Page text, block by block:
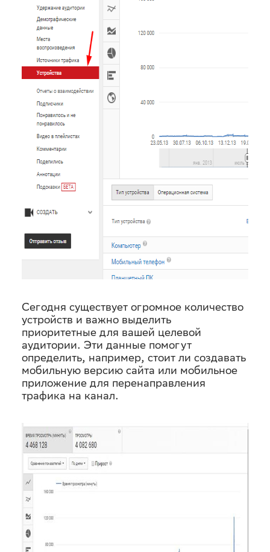
Сегодня существует огромное количество
устройств и важно выделить
приоритетные для вашей целевой
аудитории. Эти данные помогут
определить, например, стоит ли создавать
мобильную версию сайта или мобильное
приложение для перенаправления
трафика на канал.